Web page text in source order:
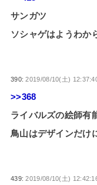
サンガツ
ソシャゲはようわか
390:2019/08/10(土)
>>368
ライバルズの絵師有
鳥山はデザインだけ
439:2019/08/10(土)